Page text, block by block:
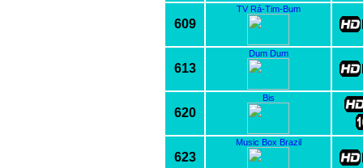
609
TV Rá-Tim-Bum
613
Dum Dum
620
Bis
623
Music Box Brazil